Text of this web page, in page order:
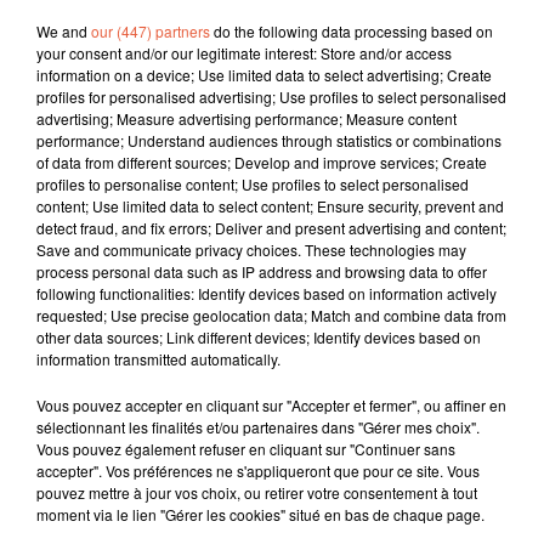
À LA UNE
6 août 2026
abrivado à Saliers,...
6 août 2026
We and our (447) partnersdo the following data processing based on
your consent and/or our legitimate interest: Store and/or access
information on a device; Use limited data to select advertising; Create
profiles for personalised advertising; Use profiles to select personalised
advertising; Measure advertising performance; Measure content
performance; Understand audiences through statistics or combinations
of data from different sources; Develop and improve services; Create
profiles to personalise content; Use profiles to select personalised
content; Use limited data to select content; Ensure security, prevent and
detect fraud, and fix errors; Deliver and present advertising and content;
Save and communicate privacy choices. These technologies may
process personal data such as IP address and browsing data to offer
following functionalities: Identify devices based on information actively
requested; Use precise geolocation data; Match and combine data from
other data sources; Link different devices; Identify devices based on
information transmitted automatically.
Vous pouvez accepter en cliquant sur "Accepter et fermer", ou affiner en
sélectionnant les finalités et/ou partenaires dans "Gérer mes choix".
Vous pouvez également refuser en cliquant sur "Continuer sans
accepter". Vos préférences ne s'appliqueront que pour ce site. Vous
pouvez mettre à jour vos choix, ou retirer votre consentement à tout
moment via le lien "Gérer les cookies" situé en bas de chaque page.